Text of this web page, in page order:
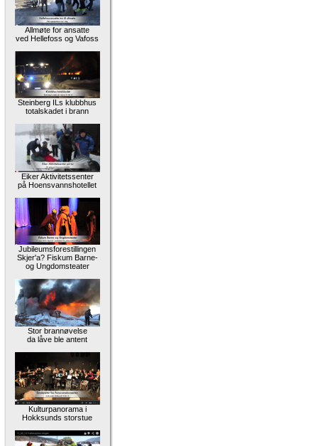
Allmøte for ansatte
ved Hellefoss og Vafoss
Steinberg ILs klubbhus
totalskadet i brann
Eiker Aktivitetssenter
på Hoensvannshotellet
Jubileumsforestillingen
Skjer'a? Fiskum Barne-
og Ungdomsteater
Stor brannøvelse
da låve ble antent
Kulturpanorama i
Hokksunds storstue